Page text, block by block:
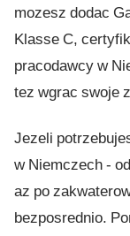
mozesz dodac
Klasse C,
pracodawcy w
tez wgrac swoje
Jezeli
w Niemczech -
az po
bezposrednio.